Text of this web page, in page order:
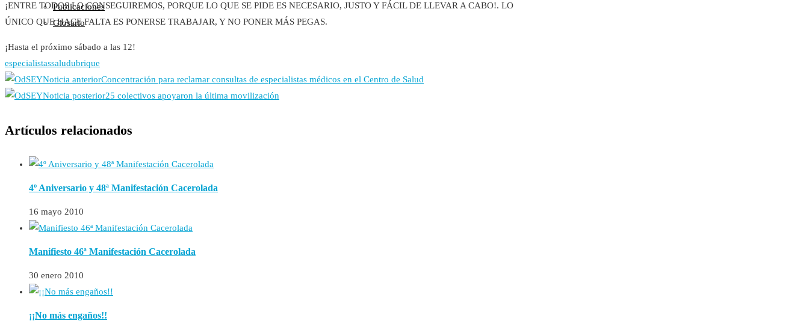
Publicaciones
Glosario
¡ENTRE TODOS LO CONSEGUIREMOS, PORQUE LO QUE SE PIDE ES NECESARIO, JUSTO Y FÁCIL DE LLEVAR A CABO!. LO
ÚNICO QUE HACE FALTA ES PONERSE TRABAJAR, Y NO PONER MÁS PEGAS.
¡Hasta el próximo sábado a las 12!
especialistassaludubrique
Noticia anteriorConcentración para reclamar consultas de especialistas médicos en el Centro de Salud
Noticia posterior25 colectivos apoyaron la última movilización
Artículos relacionados
4º Aniversario y 48ª Manifestación Cacerolada
16 mayo 2010
Manifiesto 46ª Manifestación Cacerolada
30 enero 2010
¡¡No más engaños!!